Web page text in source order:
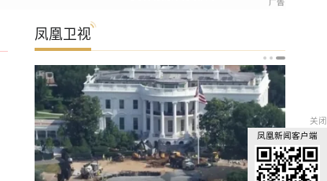
凤凰卫视
关闭
凤凰新闻客户端